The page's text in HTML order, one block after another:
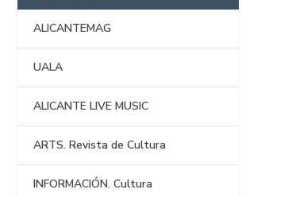
ALICANTEMAG
UALA
ALICANTE LIVE MUSIC
ARTS. Revista de Cultura
INFORMACIÓN. Cultura